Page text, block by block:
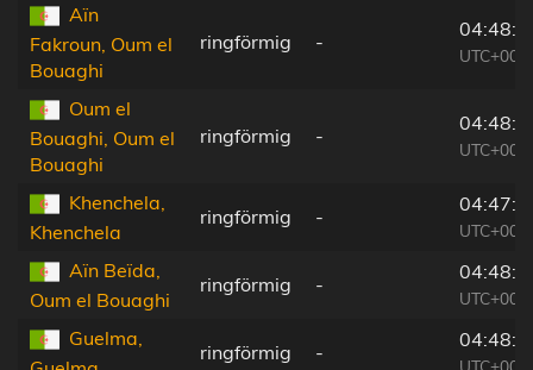
Aïn
Fakroun, Oum el
Bouaghi
ringförmig -
Oum el
Bouaghi, Oum el
Bouaghi
ringförmig -
Khenchela,
Khenchela
ringförmig -
Aïn Beïda,
Oum el Bouaghi
ringförmig -
Guelma,
ringförmig -